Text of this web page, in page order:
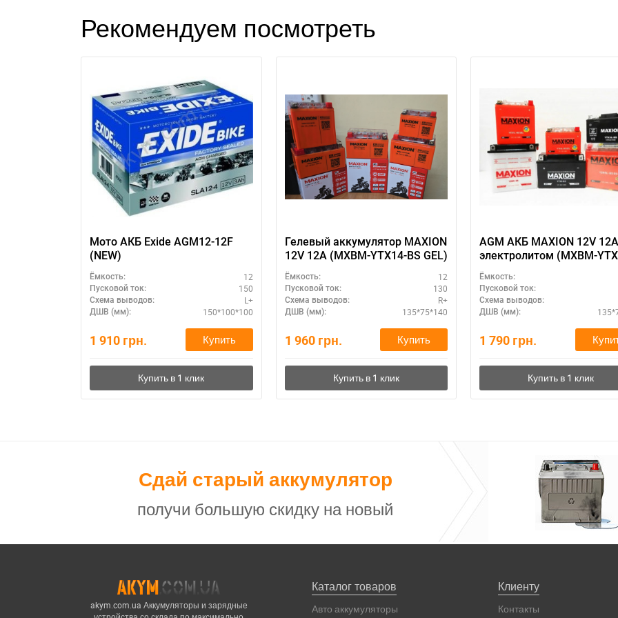
Рекомендуем посмотреть
Мото АКБ Exide AGM12-12F
(NEW)
Ёмкость: 12
Пусковой ток: 150
Схема выводов: L+
ДШВ (мм): 150*100*100
1 910 грн. Купить
Гелевый аккумулятор MAXION
12V 12A (MXBM-YTX14-BS GEL)
Ёмкость: 12
Пусковой ток: 130
Схема выводов: R+
ДШВ (мм): 135*75*140
1 960 грн. Купить
AGM АКБ MAXION 12V
электролитом (MXBM-
BS AGM)
Ёмкость:
Пусковой ток:
Схема выводов:
ДШВ (мм):
1 790 грн.
Сдай старый аккумулятор
получи большую скидку на новый
akym.com.ua Аккумуляторы и зарядные
Каталог товаров
Авто аккумуляторы
Клиенту
Контакты